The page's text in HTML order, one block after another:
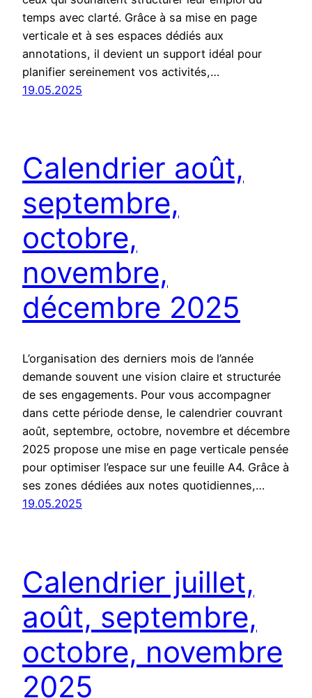
temps avec clarté. Grâce à sa mise en page
verticale et à ses espaces dédiés aux
annotations, il devient un support idéal pour
planifier sereinement vos activités,…
19.05.2025
Calendrier août,
septembre,
octobre,
novembre,
décembre 2025
L’organisation des derniers mois de l’année
demande souvent une vision claire et structurée
de ses engagements. Pour vous accompagner
dans cette période dense, le calendrier couvrant
août, septembre, octobre, novembre et décembre
2025 propose une mise en page verticale pensée
pour optimiser l’espace sur une feuille A4. Grâce à
ses zones dédiées aux notes quotidiennes,…
19.05.2025
Calendrier juillet,
août, septembre,
octobre, novembre
2025